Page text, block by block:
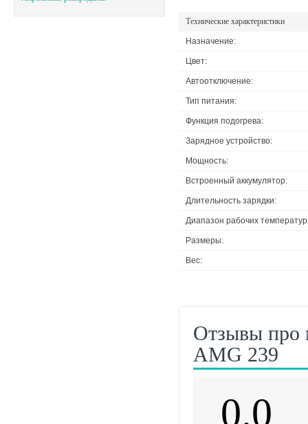
Технические характеристики
Назначение:
Цвет:
Автоотключение:
Тип питания:
Функция подогрева:
Зарядное устройство:
Мощность:
Встроенный аккумулятор:
Длительность зарядки:
Диапазон рабочих
Размеры:
Вес:
Отзывы про
AMG 239
0.0